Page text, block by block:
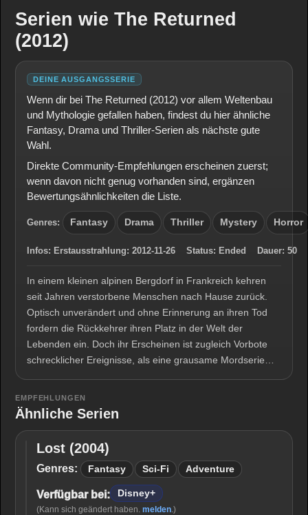
Serien wie The Returned
(2012)
DEINE AUSGANGSSERIE
Wenn dir bei The Returned (2012) vor allem Weltenbau
und Mythologie gefallen haben, findest du hier ähnliche
Fantasy, Drama und Thriller-Serien als nächste gute
Wahl.
Direkte Community-Empfehlungen erscheinen zuerst;
wenn davon nicht genug vorhanden sind, ergänzen
Bewertungsähnlichkeiten die Liste.
Genres: Fantasy Drama Thriller Mystery Horror
Infos: Erstausstrahlung: 2012-11-26 Status: Ended Dauer: 50
In einem kleinen alpinen Bergdorf in Frankreich kehren
seit Jahren verstorbene Menschen nach Hause zurück.
Optisch unverändert und ohne Erinnerung an ihren Tod
fordern die Rückkehrer ihren Platz in der Welt der
Lebenden ein. Doch ihr Erscheinen ist zugleich Vorbote
schrecklicher Ereignisse, als eine grausame Mordserie…
EMPFEHLUNGEN
Ähnliche Serien
Lost
(2004)
Lost (2004)
Genres: Fantasy Sci-Fi Adventure
Verfügbar bei: Disney+
(Kann sich geändert haben. melden.)